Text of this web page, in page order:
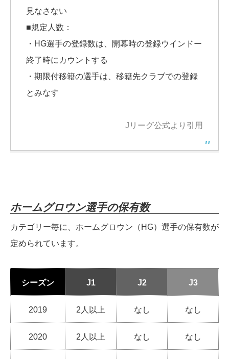
見なさない
■規定人数：
・HG選手の登録数は、開幕時の登録ウインドー
終了時にカウントする
・期限付移籍の選手は、移籍先クラブでの登録
とみなす
Jリーグ公式より引用
ホームグロウン選手の保有数
カテゴリー毎に、ホームグロウン（HG）選手の保有数が
定められています。
シーズン J1 J2 J3
2019 2人以上 なし なし
2020 2人以上 なし なし